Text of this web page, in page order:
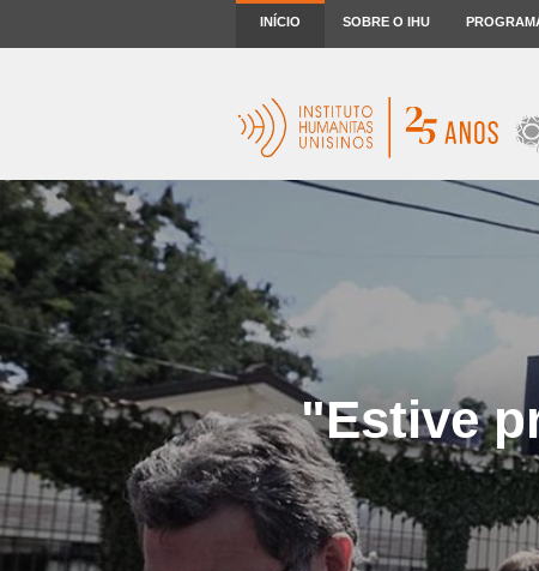
INÍCIO SOBRE O IHU
"Estive